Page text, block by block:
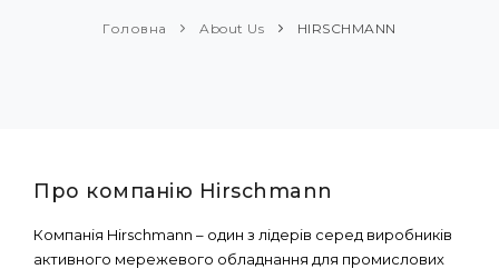
Головна About Us HIRSCHMANN
Про компанію Hirschmann
Компанія Hirschmann – один з лідерів серед виробників
активного мережевого обладнання для промислових